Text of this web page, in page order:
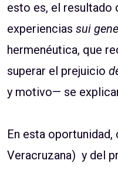
esto es, el resultado
experiencias sui
hermenéutica, que
superar el prejuicio
y motivo— se
En esta
Veracruzana) y del